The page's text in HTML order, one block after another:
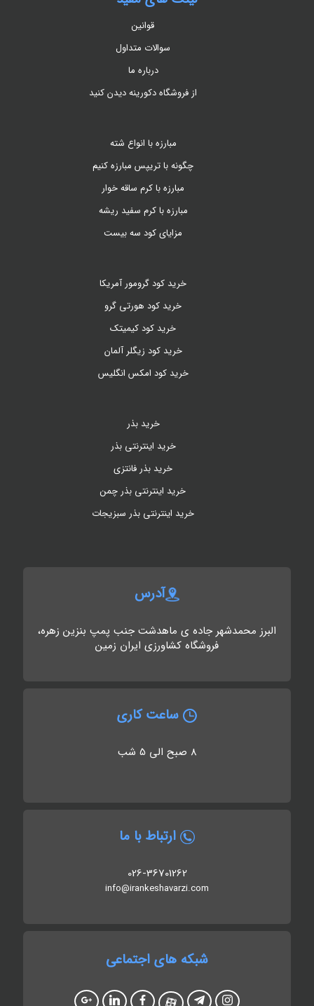
قوانین
سوالات متداول
درباره ما
از فروشگاه دکورینه دیدن کنید
مبارزه با انواع شته
چگونه با تریپس مبارزه کنیم
مبارزه با کرم ساقه خوار
مبارزه با کرم سفید ریشه
مزایای کود سه بیست
خرید کود گرومور آمریکا
خرید کود هورتی گرو
خرید کود کیمیتک
خرید کود زیگلر آلمان
خرید کود امکس انگلیس
خرید بذر
خرید اینترنتی بذر
خرید بذر فانتزی
خرید اینترنتی بذر چمن
خرید اینترنتی بذر سبزیجات
آدرس
البرز محمدشهر جاده ی ماهدشت جنب پمپ بنزین زهره،
فروشگاه کشاورزی ایران زمین
ساعت کاری
8 صبح الی 5 شب
ارتباط با ما
026-36701262
info@irankeshavarzi.com
شبکه های اجتماعی